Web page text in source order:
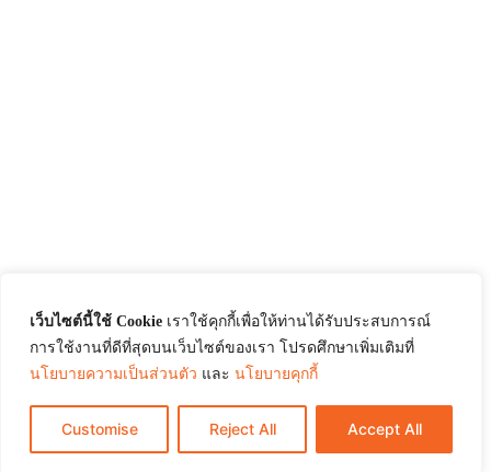
เว็บไซต์นี้ใช้ Cookie เราใช้คุกกี้เพื่อให้ท่านได้รับประสบการณ์
การใช้งานที่ดีที่สุดบนเว็บไซต์ของเรา โปรดศึกษาเพิ่มเติมที่
นโยบายความเป็นส่วนตัว และ นโยบายคุกกี้
Customise Reject All Accept All